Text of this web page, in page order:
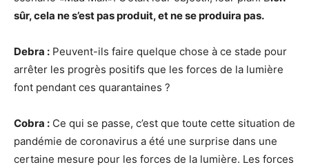
sûr, cela ne s’est pas produit, et ne se produira pas.
Debra : Peuvent-ils faire quelque chose à ce stade pour
arrêter les progrès positifs que les forces de la lumière
font pendant ces quarantaines ?
Cobra : Ce qui se passe, c’est que toute cette situation de
pandémie de coronavirus a été une surprise dans une
certaine mesure pour les forces de la lumière. Les forces